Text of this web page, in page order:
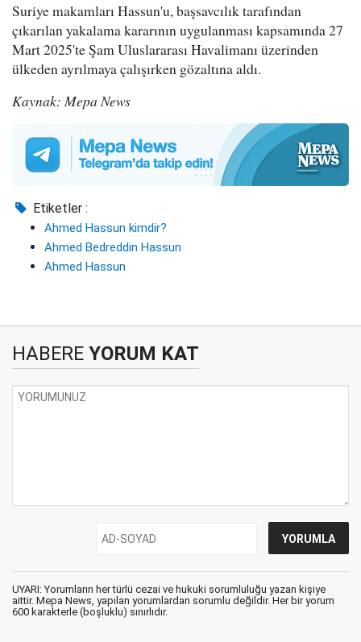
Suriye makamları Hassun'u, başsavcılık tarafından
çıkarılan yakalama kararının uygulanması kapsamında 27
Mart 2025'te Şam Uluslararası Havalimanı üzerinden
ülkeden ayrılmaya çalışırken gözaltına aldı.
Kaynak: Mepa News
Etiketler :
Ahmed Hassun kimdir?
Ahmed Bedreddin Hassun
Ahmed Hassun
HABERE YORUM KAT
UYARI: Yorumların her türlü cezai ve hukuki sorumluluğu yazan kişiye
aittir. Mepa News, yapılan yorumlardan sorumlu değildir. Her bir yorum
600 karakterle (boşluklu) sınırlıdır.